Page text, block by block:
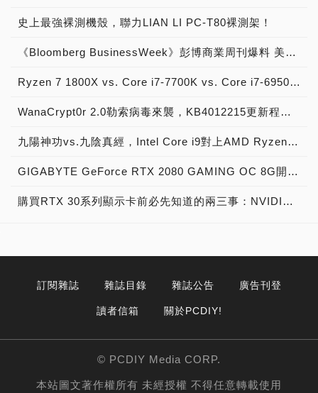
史上最強裸測機殼，聯力LIAN LI PC-T80裸測架！
《Bloomberg BusinessWeek》彭博商業周刊爆料 美超微伺服器主機板 黑客門 被偷裝間諜晶片，《Apple、Amazon、SuperMicro》發表聲明駁斥 報導不屬實 精心編造
Ryzen 7 1800X vs. Core i7-7700K vs. Core i7-6950X Extreme效能大車拼，AMD八核心銳龍戰神與Intel十核心愛妻之王跑分實測！
WanaCrypt0r 2.0勒索病毒來襲，KB4012215更新程式與解毒程式下載安裝 – MS17-010系統漏洞攻擊救命仙丹！
九陽神功vs.九陰真經，Intel Core i9對上AMD Ryzen 9系列，多核大對決
GIGABYTE GeForce RTX 2080 GAMING OC 8G開箱實測，絕佳散熱設計、一鍵超頻的新世代圖靈顯示卡
購買RTX 30系列顯示卡前必先知道的兩三事：NVIDIA技術簡報 (下篇)
訂閱雜誌 雜誌目錄 雜誌公告 廣告刊登
讀者信箱 關於PCDIY!
© PCDIY Media CORP.
本站圖文著作權所有 未經授權 不得任意轉載使用